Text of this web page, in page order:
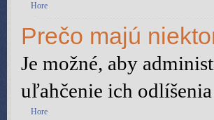
Hore
Prečo majú
Je možné, aby
uľahčenie ich
Hore